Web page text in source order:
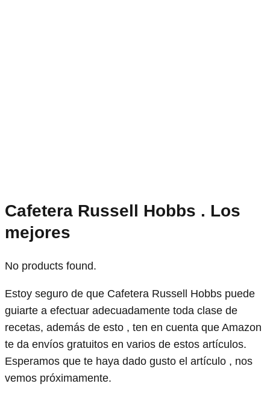
Cafetera Russell Hobbs . Los
mejores
No products found.
Estoy seguro de que Cafetera Russell Hobbs puede
guiarte a efectuar adecuadamente toda clase de
recetas, además de esto , ten en cuenta que Amazon
te da envíos gratuitos en varios de estos artículos.
Esperamos que te haya dado gusto el artículo , nos
vemos próximamente.